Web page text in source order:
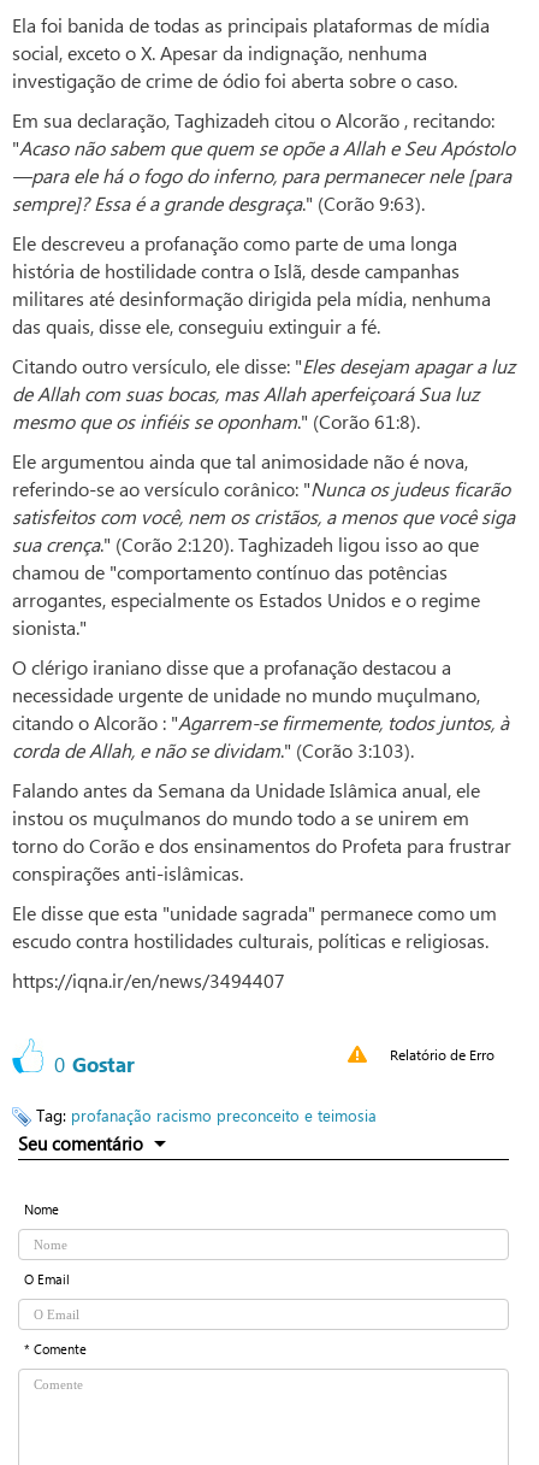
Ela foi banida de todas as principais plataformas de mídia
social, exceto o X. Apesar da indignação, nenhuma
investigação de crime de ódio foi aberta sobre o caso.
Em sua declaração, Taghizadeh citou o Alcorão , recitando:
"Acaso não sabem que quem se opõe a Allah e Seu Apóstolo
—para ele há o fogo do inferno, para permanecer nele [para
sempre]? Essa é a grande desgraça." (Corão 9:63).
Ele descreveu a profanação como parte de uma longa
história de hostilidade contra o Islã, desde campanhas
militares até desinformação dirigida pela mídia, nenhuma
das quais, disse ele, conseguiu extinguir a fé.
Citando outro versículo, ele disse: "Eles desejam apagar a luz
de Allah com suas bocas, mas Allah aperfeiçoará Sua luz
mesmo que os infiéis se oponham." (Corão 61:8).
Ele argumentou ainda que tal animosidade não é nova,
referindo-se ao versículo corânico: "Nunca os judeus ficarão
satisfeitos com você, nem os cristãos, a menos que você siga
sua crença." (Corão 2:120). Taghizadeh ligou isso ao que
chamou de "comportamento contínuo das potências
arrogantes, especialmente os Estados Unidos e o regime
sionista."
O clérigo iraniano disse que a profanação destacou a
necessidade urgente de unidade no mundo muçulmano,
citando o Alcorão : "Agarrem-se firmemente, todos juntos, à
corda de Allah, e não se dividam." (Corão 3:103).
Falando antes da Semana da Unidade Islâmica anual, ele
instou os muçulmanos do mundo todo a se unirem em
torno do Corão e dos ensinamentos do Profeta para frustrar
conspirações anti-islâmicas.
Ele disse que esta "unidade sagrada" permanece como um
escudo contra hostilidades culturais, políticas e religiosas.
https://iqna.ir/en/news/3494407
0 Gostar Relatório de Erro
Tag: profanação racismo preconceito e teimosia
Seu comentário
Nome
O Email
* Comente